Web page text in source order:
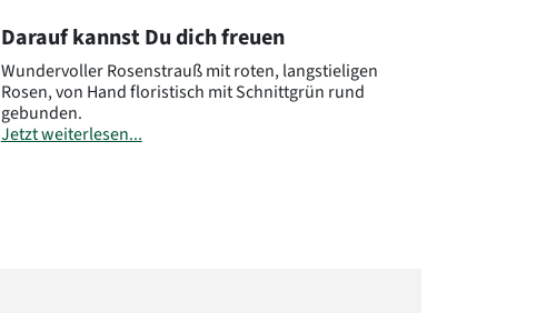
Darauf kannst Du dich freuen
Wundervoller Rosenstrauß mit roten, langstieligen
Rosen, von Hand floristisch mit Schnittgrün rund
gebunden.
Jetzt weiterlesen...